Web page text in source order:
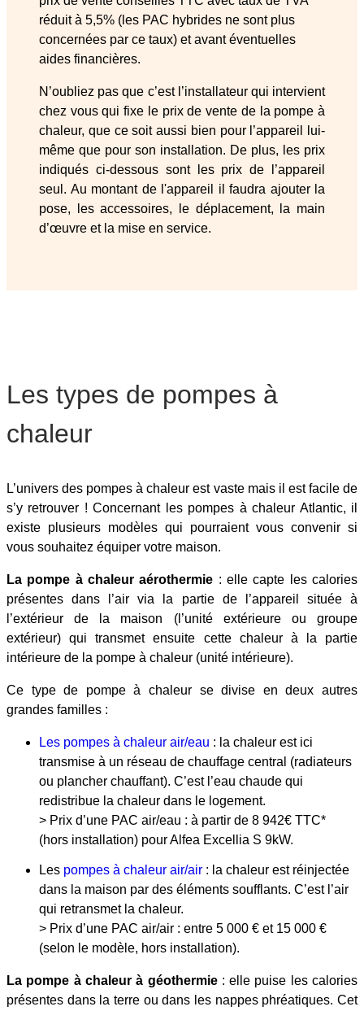
réduit à 5,5% (les PAC hybrides ne sont plus
concernées par ce taux) et avant éventuelles
aides financières.
N’oubliez pas que c’est l’installateur qui intervient
chez vous qui fixe le prix de vente de la pompe à
chaleur, que ce soit aussi bien pour l’appareil lui-
même que pour son installation. De plus, les prix
indiqués ci-dessous sont les prix de l’appareil
seul. Au montant de l'appareil il faudra ajouter la
pose, les accessoires, le déplacement, la main
d’œuvre et la mise en service.
Les types de pompes à
chaleur
L’univers des pompes à chaleur est vaste mais il est facile de
s’y retrouver ! Concernant les pompes à chaleur Atlantic, il
existe plusieurs modèles qui pourraient vous convenir si
vous souhaitez équiper votre maison.
La pompe à chaleur aérothermie : elle capte les calories
présentes dans l’air via la partie de l’appareil située à
l’extérieur de la maison (l’unité extérieure ou groupe
extérieur) qui transmet ensuite cette chaleur à la partie
intérieure de la pompe à chaleur (unité intérieure).
Ce type de pompe à chaleur se divise en deux autres
grandes familles :
Les pompes à chaleur air/eau : la chaleur est ici
transmise à un réseau de chauffage central (radiateurs
ou plancher chauffant). C’est l’eau chaude qui
redistribue la chaleur dans le logement.
> Prix d’une PAC air/eau : à partir de 8 942€ TTC*
(hors installation) pour Alfea Excellia S 9kW.
Les pompes à chaleur air/air : la chaleur est réinjectée
dans la maison par des éléments soufflants. C’est l’air
qui retransmet la chaleur.
> Prix d’une PAC air/air : entre 5 000 € et 15 000 €
(selon le modèle, hors installation).
La pompe à chaleur à géothermie: elle puise les calories
présentes dans la terre ou dans les nappes phréatiques. Cet